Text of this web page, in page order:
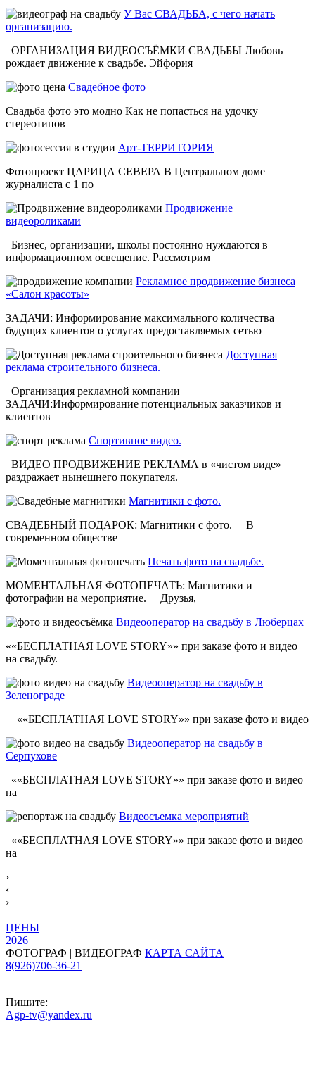
У Вас СВАДЬБА, с чего начать
организацию.
ОРГАНИЗАЦИЯ ВИДЕОСЪЁМКИ СВАДЬБЫ Любовь
рождает движение к свадьбе. Эйфория
Свадебное фото
Свадьба фото это модно Как не попасться на удочку
стереотипов
Арт-ТЕРРИТОРИЯ
Фотопроект ЦАРИЦА СЕВЕРА В Центральном доме
журналиста с 1 по
Продвижение
видеороликами
Бизнес, организации, школы постоянно нуждаются в
информационном освещение. Рассмотрим
Рекламное продвижение бизнеса
«Салон красоты»
ЗАДАЧИ: Информирование максимального количества
будущих клиентов о услугах предоставляемых сетью
Доступная
реклама строительного бизнеса.
Организация рекламной компании
ЗАДАЧИ:Информирование потенциальных заказчиков и
клиентов
Спортивное видео.
ВИДЕО ПРОДВИЖЕНИЕ РЕКЛАМА в «чистом виде»
раздражает нынешнего покупателя.
Магнитики с фото.
СВАДЕБНЫЙ ПОДАРОК: Магнитики с фото. В
современном обществе
Печать фото на свадьбе.
МОМЕНТАЛЬНАЯ ФОТОПЕЧАТЬ: Магнитики и
фотографии на мероприятие. Друзья,
Видеооператор на свадьбу в Люберцах
««БЕСПЛАТНАЯ LOVE STORY»» при заказе фото и видео
на свадьбу.
Видеооператор на свадьбу в
Зеленограде
««БЕСПЛАТНАЯ LOVE STORY»» при заказе фото и видео
Видеооператор на свадьбу в
Серпухове
««БЕСПЛАТНАЯ LOVE STORY»» при заказе фото и видео
на
Видеосъемка мероприятий
««БЕСПЛАТНАЯ LOVE STORY»» при заказе фото и видео
на
›
‹
›
ЦЕНЫ
2026
ФОТОГРАФ | ВИДЕОГРАФ КАРТА САЙТА
8(926)706-36-21
Пишите:
Agp-tv@yandex.ru